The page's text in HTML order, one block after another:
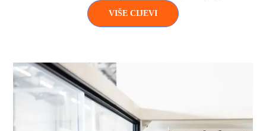
VIŠE CIJEVI